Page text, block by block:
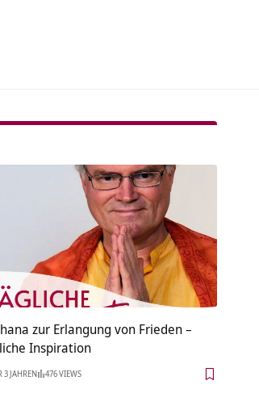
zur Erlangung von Frieden –
Inspiration
3 JAHREN 476 VIEWS